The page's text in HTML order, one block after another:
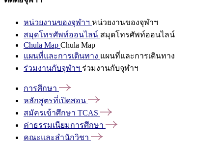
หน่วยงานของจุฬาฯ หน่วยงานของจุฬาฯ
สมุดโทรศัพท์ออนไลน์ สมุดโทรศัพท์ออนไลน์
Chula Map Chula Map
แผนที่และการเดินทาง แผนที่และการเดินทาง
ร่วมงานกับจุฬาฯ ร่วมงานกับจุฬาฯ
การศึกษา
หลักสูตรที่เปิดสอน
สมัครเข้าศึกษา TCAS
ค่าธรรมเนียมการศึกษา
คณะและสำนักวิชา